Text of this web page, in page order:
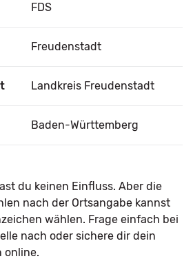
FDS
Freudenstadt
Landkreis Freudenstadt
Baden-Württemberg
du keinen Einfluss. Aber die
nach der Ortsangabe kannst
wählen. Frage einfach bei
nach oder sichere dir dein
online.